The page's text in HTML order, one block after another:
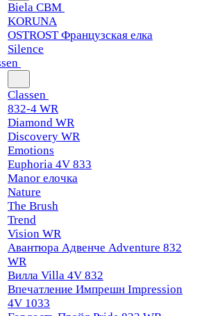
Biela CBM
KORUNA
OSTROST Французская елка
Silence
Classen
832-4 WR
Diamond WR
Discovery WR
Emotions
Euphoria 4V 833
Manor елочка
Nature
The Brush
Trend
Vision WR
Авантюра Адвенче Adventure 832
WR
Вилла Villa 4V 832
Впечатление Импрешн Impression
4V 1033